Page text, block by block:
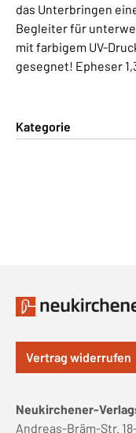
das Unterbringen
Begleiter für
mit farbigem UV-
gesegnet! Epheser
Kategorie
Vertrag widerrufen
Neukirchener-
Andreas-Bräm-Str.